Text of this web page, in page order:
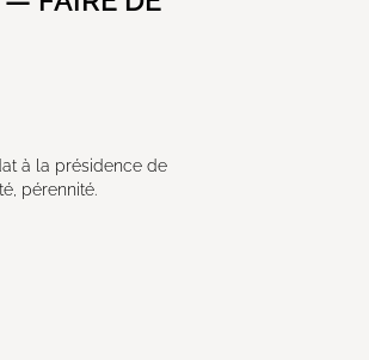
à la présidence de
pérennité.